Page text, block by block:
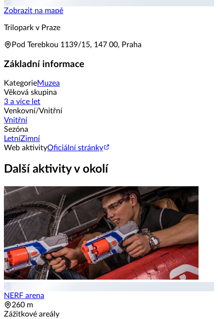
Zobrazit na mapě
Trilopark v Praze
Pod Terebkou 1139/15, 147 00, Praha
Základní informace
KategorieMuzea
Věková skupina
3 a více let
Venkovní/Vnitřní
Vnitřní
Sezóna
LetníZimní
Web aktivityOficiální stránky
Další aktivity v okolí
NERF arena
260 m
Zážitkové areály